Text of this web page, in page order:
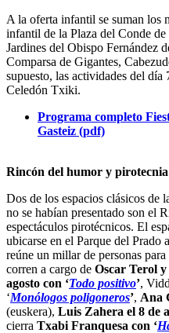
A la oferta infantil se suman los
infantil de la Plaza del Conde
Jardines del Obispo Fernández
Comparsa de Gigantes,
supuesto, las actividades del
Celedón Txiki.
Programa completo
Gasteiz (pdf)
Rincón del humor y pirotecnia
Dos de los espacios clásicos de
no se habían presentado son el
espectáculos pirotécnicos. El
ubicarse en el Parque del Prado
reúne un millar de personas
corren a cargo de Oscar Terol
agosto con ‘Todo positivo’,
‘Monólogos poligoneros’, Ana
(euskera), Luis Zahera el 8 de
cierra Txabi Franquesa con ‘